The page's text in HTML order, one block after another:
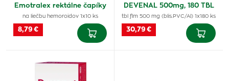
Emotralex rektálne čapíky
na liečbu hemoroidov 1x10 ks
8,79 €
DEVENAL 500mg, 180 TBL
tbl flm 500 mg (blis.PVC/Al) 1x180 ks
30,79 €